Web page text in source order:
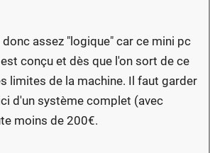
assez "logique" car ce mini pc
conçu et dès que l'on sort de ce
limites de la machine. Il faut garder
d'un système complet (avec
moins de 200€.